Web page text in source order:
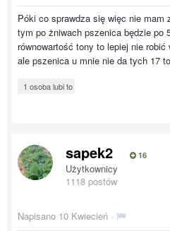
Póki co sprawdza się więc nie mam
tym po żniwach pszenica będzie po
równowartość tony to lepiej nie
ale pszenica u mnie nie da tych 17
1 osoba lubi to
sapek2 16
Użytkownicy
1118 postów
Napisano 10 Kwiecień ·